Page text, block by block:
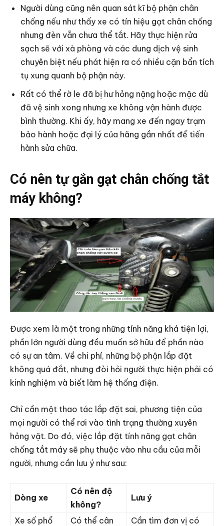
Người dùng cũng nên quan sát kĩ bộ phận chân
chống nếu như thấy xe có tín hiệu gạt chân chống
nhưng đèn vẫn chưa thể tắt. Hãy thực hiện rửa
sạch sẽ với xà phòng và các dung dịch vệ sinh
chuyên biệt nếu phát hiện ra có nhiều cặn bẩn tích
tụ xung quanh bộ phận này.
Rất có thể rờ le đã bị hư hỏng nặng hoặc mặc dù
đã vệ sinh xong nhưng xe không vận hành được
bình thường. Khi ấy, hãy mang xe đến ngay trạm
bảo hành hoặc đại lý của hãng gần nhất để tiến
hành sửa chữa.
Có nên tự gắn gạt chân chống tắt
máy không?
Được xem là một trong những tính năng khá tiện lợi,
phần lớn người dùng đều muốn sở hữu để phần nào
có sự an tâm. Về chi phí, những bộ phận lắp đặt
không quá đắt, nhưng đòi hỏi người thực hiện phải có
kinh nghiệm và biết làm hệ thống điện.
Chỉ cần một thao tác lắp đặt sai, phương tiện của
mọi người có thể rơi vào tình trạng thường xuyên
hỏng vặt. Do đó, việc lắp đặt tính năng gạt chân
chống tắt máy sẽ phụ thuộc vào nhu cầu của mỗi
người, nhưng cần lưu ý như sau:
Dòng xe
Có nên độ
không?
Lưu ý
Xe số phổ
Có thể cân
Cần tìm đơn vị có